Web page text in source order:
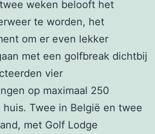
weken belooft het
te worden, het
om er even lekker
met een golfbreak dichtbij
vier
op maximaal 250
huis. Twee in België en twee
met Golf Lodge